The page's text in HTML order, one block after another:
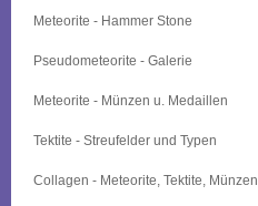
Meteorite - Hammer Stone
Pseudometeorite - Galerie
Meteorite - Münzen u. Medaillen
Tektite - Streufelder und Typen
Collagen - Meteorite, Tektite, Münzen